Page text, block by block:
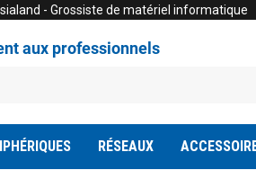
- Grossiste de matériel informatique
aux professionnels
RÉSEAUX